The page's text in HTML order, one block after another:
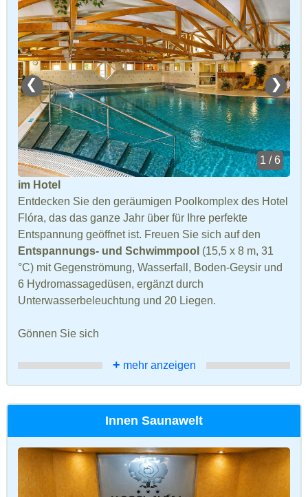
❮ ❯
1 / 6
im Hotel
Entdecken Sie den geräumigen Poolkomplex des Hotel
Flóra, das das ganze Jahr über für Ihre perfekte
Entspannung geöffnet ist. Freuen Sie sich auf den
Entspannungs- und Schwimmpool (15,5 x 8 m, 31
°C) mit Gegenströmung, Wasserfall, Boden-Geysir und
6 Hydromassagedüsen, ergänzt durch
Unterwasserbeleuchtung und 20 Liegen.
Gönnen Sie sich
+ mehr anzeigen
Innen Saunawelt